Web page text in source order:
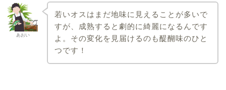
あおい
若いオスはまだ地味に見えることが多いで
すが、成熟すると劇的に綺麗になるんです
よ。その変化を見届けるのも醍醐味のひと
つです！